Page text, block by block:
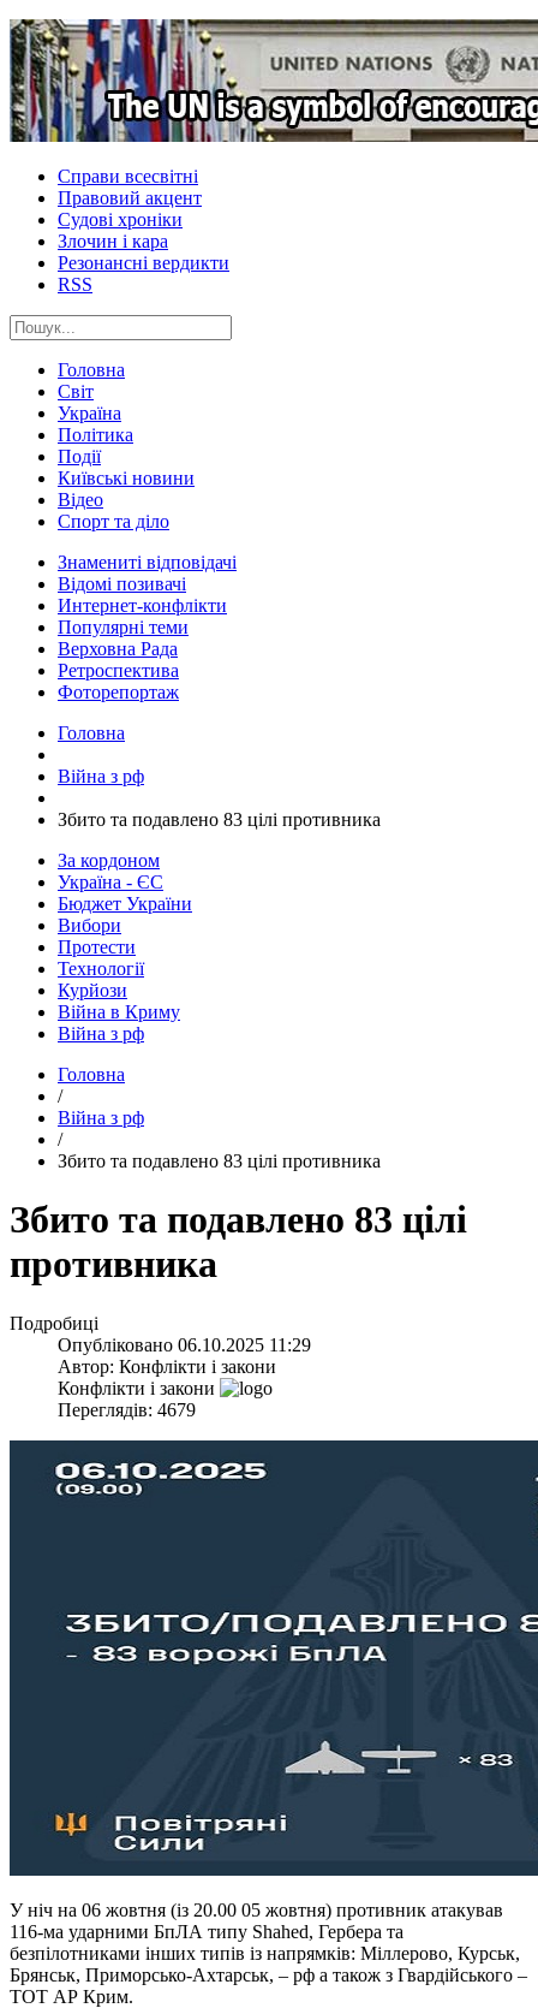
Справи всесвітні
Правовий акцент
Судові хроніки
Злочин і кара
Резонансні вердикти
RSS
Головна
Світ
Україна
Політика
Події
Київські новини
Відео
Спорт та діло
Знамениті відповідачі
Відомі позивачі
Интернет-конфлікти
Популярні теми
Верховна Рада
Ретроспектива
Фоторепортаж
Головна
Війна з рф
​Збито та подавлено 83 цілі противника
За кордоном
Україна - ЄС
Бюджет України
Вибори
Протести
Технології
Курйози
Війна в Криму
Війна з рф
Головна
/
Війна з рф
/
​Збито та подавлено 83 цілі противника
​Збито та подавлено 83 цілі
противника
Подробиці
Опубліковано 06.10.2025 11:29
Автор: Конфлікти і закони
Конфлікти і закони
Переглядів: 4679
У ніч на 06 жовтня (із 20.00 05 жовтня) противник атакував
116-ма ударними БпЛА типу Shahed, Гербера та
безпілотниками інших типів із напрямків: Міллерово, Курськ,
Брянськ, Приморсько-Ахтарськ, – рф а також з Гвардійського –
ТОТ АР Крим.